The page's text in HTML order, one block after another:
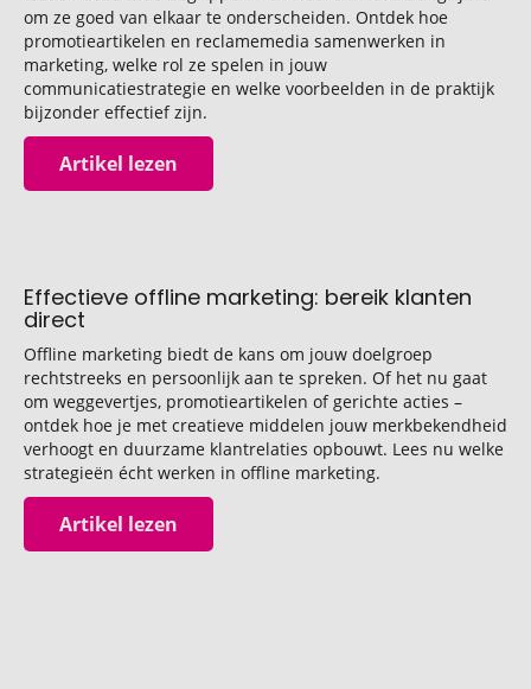
om ze goed van elkaar te onderscheiden. Ontdek hoe
promotieartikelen en reclamemedia samenwerken in
marketing, welke rol ze spelen in jouw
communicatiestrategie en welke voorbeelden in de praktijk
bijzonder effectief zijn.
Artikel lezen
Effectieve offline marketing: bereik klanten
direct
Offline marketing biedt de kans om jouw doelgroep
rechtstreeks en persoonlijk aan te spreken. Of het nu gaat
om weggevertjes, promotieartikelen of gerichte acties –
ontdek hoe je met creatieve middelen jouw merkbekendheid
verhoogt en duurzame klantrelaties opbouwt. Lees nu welke
strategieën écht werken in offline marketing.
Artikel lezen